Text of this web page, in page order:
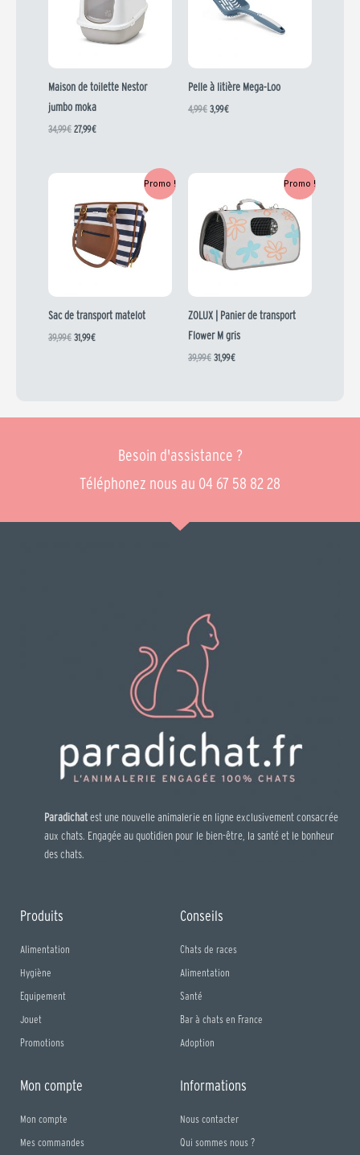
Maison de toilette Nestor
jumbo moka
34,99€ 27,99€
Pelle à litière Mega-Loo
4,99€ 3,99€
Promo !
Sac de transport matelot
39,99€
initial
était :
39,99 €.
31,99€
actuel
est :
31,99 €.
Promo !
ZOLUX | Panier de transport
Flower M gris
39,99€
initial
était :
39,99 €.
31,99€
actuel
est :
31,99 €.
Besoin d'assistance ?
Téléphonez nous au 04 67 58 82 28
Paradichatest une nouvelle animalerie en ligne exclusivement consacrée
aux chats. Engagée au quotidien pour le bien-être, la santé et le bonheur
des chats.
Produits
Alimentation
Hygiène
Equipement
Jouet
Promotions
Conseils
Chats de races
Alimentation
Santé
Bar à chats en France
Adoption
Mon compte
Mon compte
Mes commandes
Informations
Nous contacter
Qui sommes nous ?